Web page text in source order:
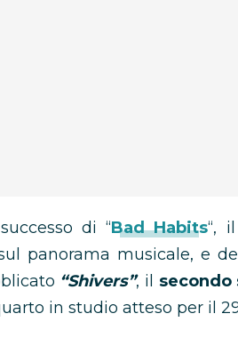
di “Bad Habits“,
panorama musicale, e
“Shivers”, il
in studio atteso per il